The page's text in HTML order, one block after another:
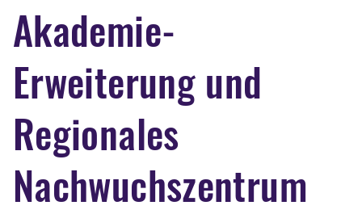
Akademie-
Erweiterung und
Regionales
Nachwuchszentrum